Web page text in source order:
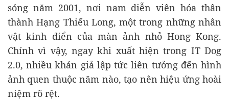
sóng năm 2001, nơi nam diễn viên hóa thân
thành Hạng Thiếu Long, một trong những nhân
vật kinh điển của màn ảnh nhỏ Hong Kong.
Chính vì vậy, ngay khi xuất hiện trong IT Dog
2.0, nhiều khán giả lập tức liên tưởng đến hình
ảnh quen thuộc năm nào, tạo nên hiệu ứng hoài
niệm rõ rệt.